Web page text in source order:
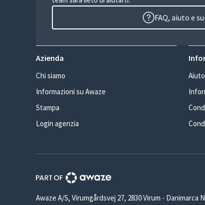
FAQ, aiuto e
Azienda
Chi siamo
Informazioni su Awaze
Stampa
Login agenzia
Aiuto
Awaze A/S, Virumgårdsvej 27, 2830 Virum - Danimarca